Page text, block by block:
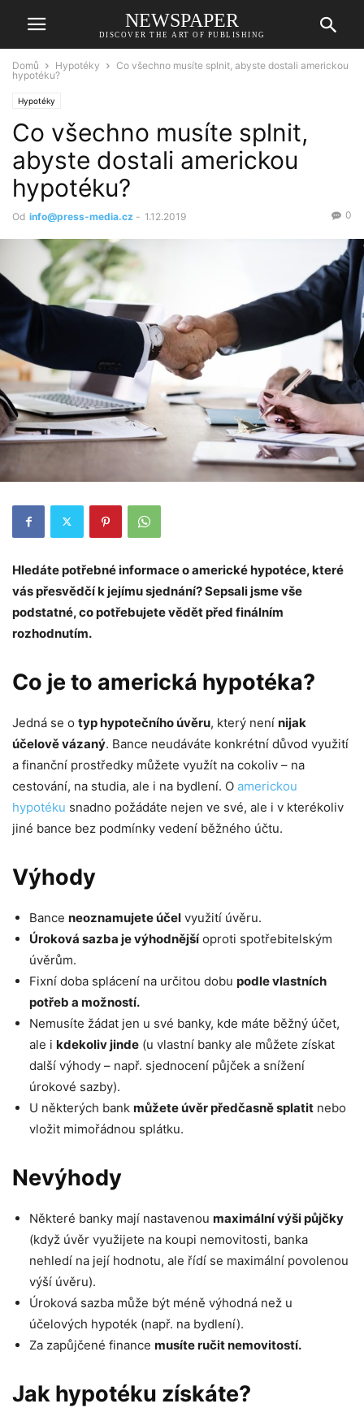
NEWSPAPER
DISCOVER THE ART OF PUBLISHING
Domů Hypotéky
Co všechno musíte splnit, abyste dostali americkou
hypotéku?
Hypotéky
Co všechno musíte splnit,
abyste dostali americkou
hypotéku?
Od info@press-media.cz - 1.12.2019 0
Hledáte potřebné informace o americké hypotéce, které
vás přesvědčí k jejímu sjednání? Sepsali jsme vše
podstatné, co potřebujete vědět před finálním
rozhodnutím.
Co je to americká hypotéka?
Jedná se o typ hypotečního úvěru, který není nijak
účelově vázaný. Bance neudáváte konkrétní důvod využití
a finanční prostředky můžete využít na cokoliv – na
cestování, na studia, ale i na bydlení. O americkou
hypotéku snadno požádáte nejen ve své, ale i v kterékoliv
jiné bance bez podmínky vedení běžného účtu.
Výhody
Bance neoznamujete účel využití úvěru.
Úroková sazba je výhodnějšíoproti spotřebitelským
úvěrům.
Fixní doba splácení na určitou dobu podle vlastních
potřeb a možností.
Nemusíte žádat jen u své banky, kde máte běžný účet,
ale i kdekoliv jinde (u vlastní banky ale můžete získat
další výhody – např. sjednocení půjček a snížení
úrokové sazby).
U některých bank můžete úvěr předčasně splatit nebo
vložit mimořádnou splátku.
Nevýhody
Některé banky mají nastavenou maximální výši půjčky
(když úvěr využijete na koupi nemovitosti, banka
nehledí na její hodnotu, ale řídí se maximální povolenou
výší úvěru).
Úroková sazba může být méně výhodná než u
účelových hypoték (např. na bydlení).
Za zapůjčené finance musíte ručit nemovitostí.
Jak hypotéku získáte?